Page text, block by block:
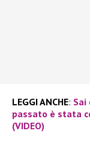
LEGGI ANCHE: Sai
passato è stata
(VIDEO)